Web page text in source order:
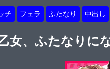
チ フェラ ふたなり 中出し
女、ふたなりに